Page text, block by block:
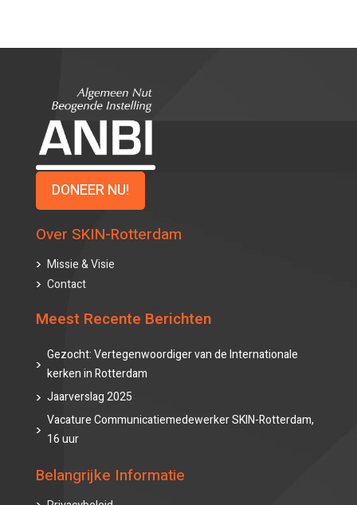
DONEER NU!
Over SKIN-Rotterdam
Missie & Visie
Contact
Meest Recente Berichten
Gezocht: Vertegenwoordiger van de Internationale
kerken in Rotterdam
Jaarverslag 2025
Vacature Communicatiemedewerker SKIN-Rotterdam,
16 uur
Belangrijke Informatie